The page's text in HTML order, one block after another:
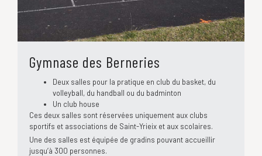
Gymnase des Berneries
Deux salles pour la pratique en club du basket, du
volleyball, du handball ou du badminton
Un club house
Ces deux salles sont réservées uniquement aux clubs
sportifs et associations de Saint-Yrieix et aux scolaires.
Une des salles est équipée de gradins pouvant accueillir
jusqu’à 300 personnes.